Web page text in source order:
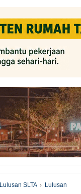
Lulusan SLTA › Lulusan